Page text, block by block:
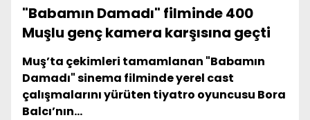
"Babamın Damadı" filminde 400
Muşlu genç kamera karşısına geçti
Muş’ta çekimleri tamamlanan "Babamın
Damadı" sinema filminde yerel cast
çalışmalarını yürüten tiyatro oyuncusu Bora
Balcı’nın...